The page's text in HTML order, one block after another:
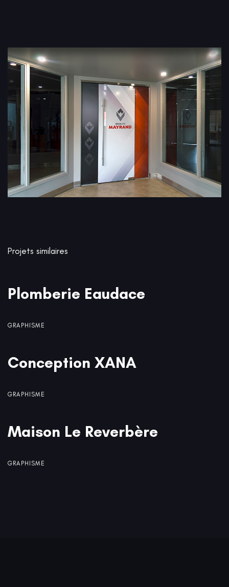
Projets similaires
Plomberie Eaudace
Plomberie Eaudace
GRAPHISME
Conception XANA
Conception XANA
GRAPHISME
Maison Le Reverbère
Maison Le Reverbère
GRAPHISME